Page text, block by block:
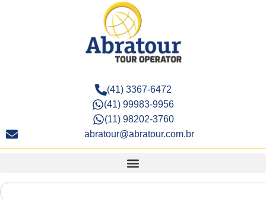
(41) 3367-6472
(41) 99983-9956
(11) 98202-3760
abratour@abratour.com.br